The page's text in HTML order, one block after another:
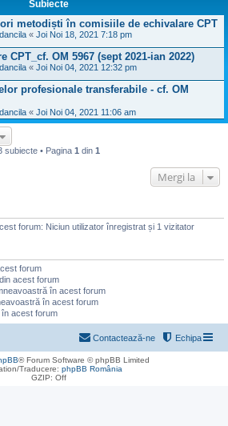
Subiecte
metodiști în comisiile de echivalare CPT
« Joi Noi 18, 2021 7:18 pm
CPT_cf. OM 5967 (sept 2021-ian 2022)
« Joi Noi 04, 2021 12:32 pm
profesionale transferabile - cf. OM
« Joi Noi 04, 2021 11:06 am
subiecte • Pagina 1 din 1
Mergi la
forum: Niciun utilizator înregistrat și 1 vizitator
forum
acest forum
în acest forum
în acest forum
acest forum
Echipa
Contactează-ne
® Forum Software © phpBB Limited
Traducere: phpBB România
GZIP: Off